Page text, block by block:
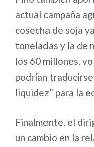
actual campaña
cosecha de soja
toneladas y la de
los 60 millones,
podrían traducirse
liquidez” para la
Finalmente, el
un cambio en la